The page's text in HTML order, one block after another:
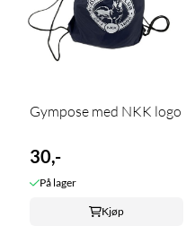
Gympose med NKK logo
30,-
På lager
Kjøp